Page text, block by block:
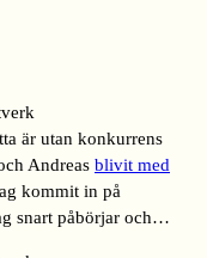
är utan konkurrens
Andreas blivit med
kommit in på
snart påbörjar och…